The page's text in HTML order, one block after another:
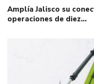
Amplía Jalisco su
operaciones de diez…